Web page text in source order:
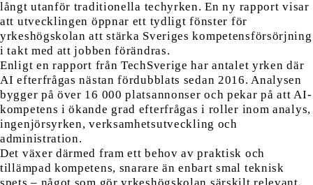
långt utanför traditionella techyrken. En ny rapport visar
att utvecklingen öppnar ett tydligt fönster för
yrkeshögskolan att stärka Sveriges kompetensförsörjning
i takt med att jobben förändras.
Enligt en rapport från TechSverige har antalet yrken där
AI efterfrågas nästan fördubblats sedan 2016. Analysen
bygger på över 16 000 platsannonser och pekar på att AI-
kompetens i ökande grad efterfrågas i roller inom analys,
ingenjörsyrken, verksamhetsutveckling och
administration.
Det växer därmed fram ett behov av praktisk och
tillämpad kompetens, snarare än enbart smal teknisk